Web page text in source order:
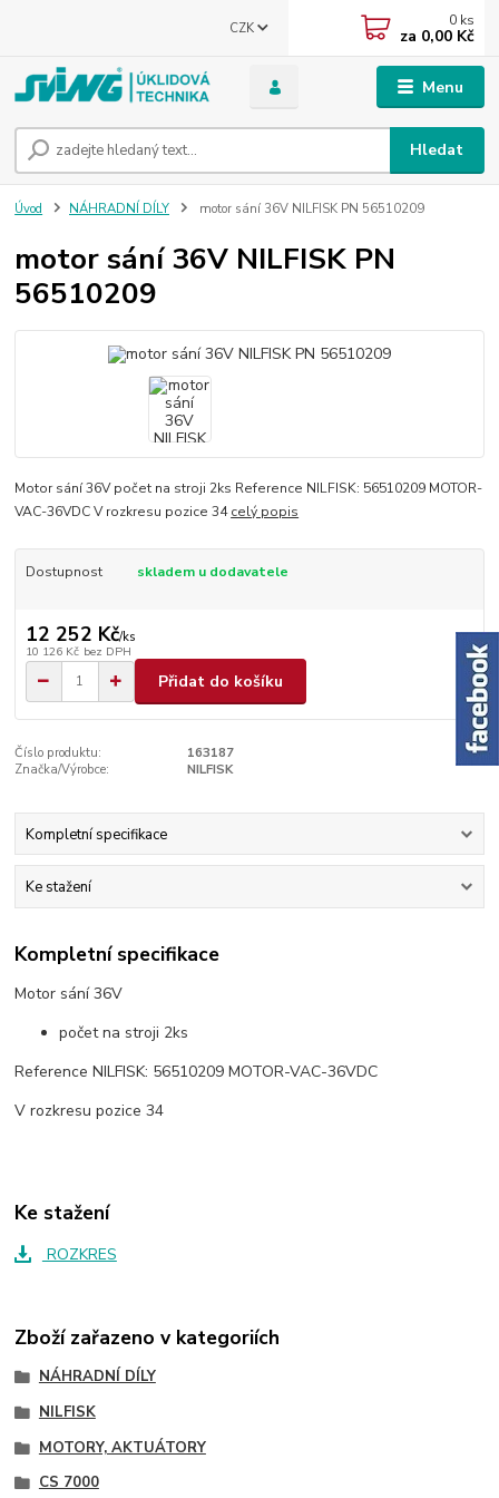
Menu
CZK
Hledat
0 ks
za 0,00 Kč
Úvod NÁHRADNÍ DÍLY motor sání 36V NILFISK PN 56510209
motor sání 36V NILFISK PN
56510209
Motor sání 36V počet na stroji 2ks Reference NILFISK: 56510209 MOTOR-
VAC-36VDC V rozkresu pozice 34celý popis
Dostupnost skladem u dodavatele
12 252 Kč/ks
10 126 Kč bez DPH
Přidat do košíku
Číslo produktu:
163187
Značka/Výrobce:
NILFISK
Kompletní specifikace
Ke stažení
Kompletní specifikace
Motor sání 36V
počet na stroji 2ks
Reference NILFISK: 56510209 MOTOR-VAC-36VDC
V rozkresu pozice 34
Ke stažení
ROZKRES
Zboží zařazeno v kategoriích
NÁHRADNÍ DÍLY
NILFISK
MOTORY, AKTUÁTORY
CS 7000